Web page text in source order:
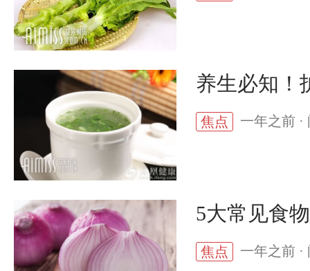
养生必知！
焦点 一年之前 ·
5大常见食
焦点 一年之前 ·